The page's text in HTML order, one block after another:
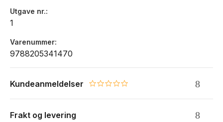
Utgave nr.
1
Varenummer
9788205341470
Kundeanmeldelser 0.0 star rating
Frakt og levering